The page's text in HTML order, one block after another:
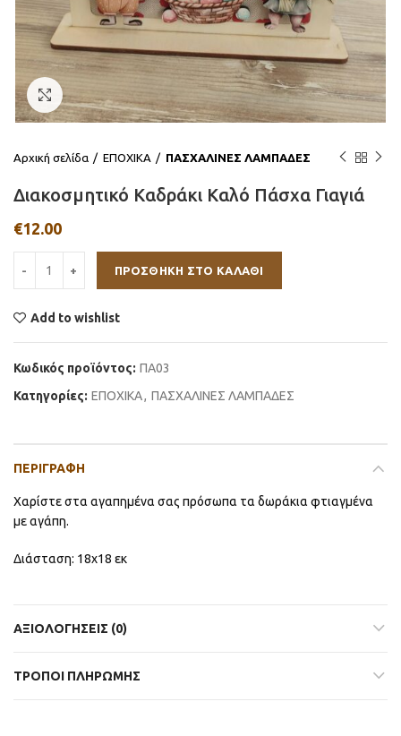
Click to enlarge
Αρχική σελίδα ΕΠΟΧΙΚΑ ΠΑΣΧΑΛΙΝΕΣ ΛΑΜΠΑΔΕΣ
Διακοσμητικό Kαδράκι Καλό Πάσχα Γιαγιά
€12.00
ΠΡΟΣΘΉΚΗ ΣΤΟ ΚΑΛΆΘΙ
Add to wishlist
Κωδικός προϊόντος: ΠΑ03
Κατηγορίες: ΕΠΟΧΙΚΑ, ΠΑΣΧΑΛΙΝΕΣ ΛΑΜΠΑΔΕΣ
ΠΕΡΙΓΡΑΦΉ
Χαρίστε στα αγαπημένα σας πρόσωπα τα δωράκια φτιαγμένα
με αγάπη.
Διάσταση: 18χ18 εκ
ΑΞΙΟΛΟΓΉΣΕΙΣ (0)
ΤΡΟΠΟΙ ΠΛΗΡΩΜΗΣ